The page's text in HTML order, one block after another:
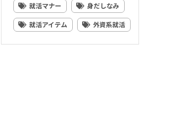
就活マナー
身だしなみ
就活アイテム
外資系就活